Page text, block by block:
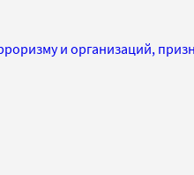
и организаций,